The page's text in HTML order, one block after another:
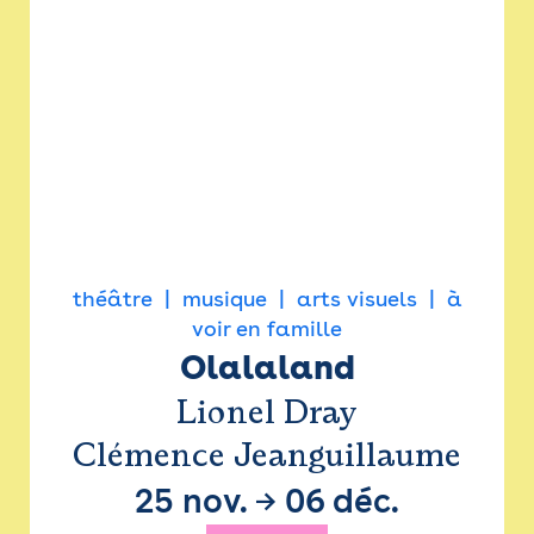
théâtre musique arts visuels
à
voir en famille
Olalaland
Lionel Dray
Clémence Jeanguillaume
25 nov. → 06 déc.